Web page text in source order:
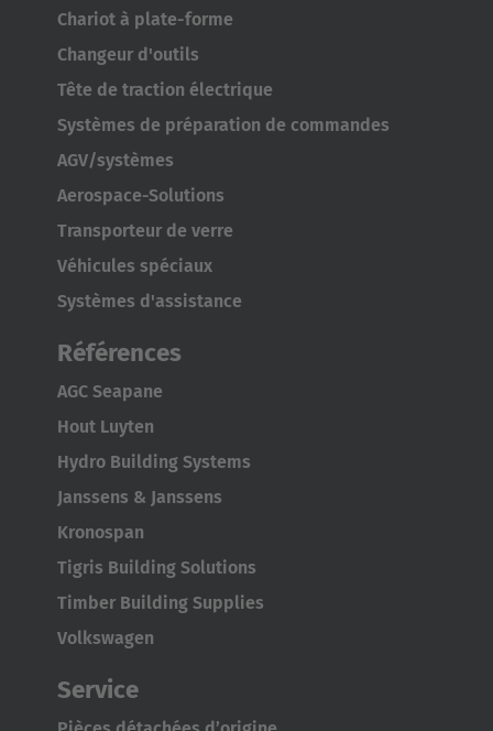
AMERICA
Brasil
Português
United States
ASIA/PACIFIC
Australia
English
Japan
Japanese
Chariot à plate-forme
Changeur d'outils
Tête de traction électrique
Systèmes de préparation de commandes
AGV/systèmes
Aerospace-Solutions
Transporteur de verre
Véhicules spéciaux
Systèmes d'assistance
Références
AGC Seapane
Hout Luyten
Hydro Building Systems
Janssens & Janssens
Kronospan
Tigris Building Solutions
Timber Building Supplies
Volkswagen
Service